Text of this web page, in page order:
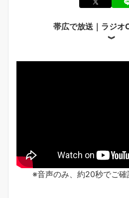
帯広で放送｜ラジオ
︾
※音声のみ、約20秒でご確